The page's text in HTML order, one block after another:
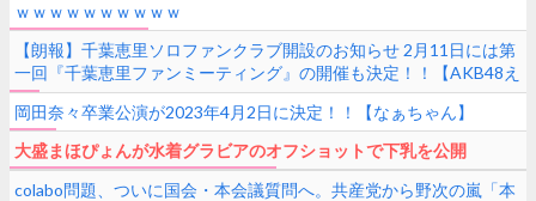
ｗｗｗｗｗｗｗｗｗｗ
【朗報】千葉恵里ソロファンクラブ開設のお知らせ 2月11日には第
一回『千葉恵里ファンミーティング』の開催も決定！！【AKB48え
りい】
岡田奈々卒業公演が2023年4月2日に決定！！【なぁちゃん】
大盛まほぴょんが水着グラビアのオフショットで下乳を公開
colabo問題、ついに国会・本会議質問へ。共産党から野次の嵐「本